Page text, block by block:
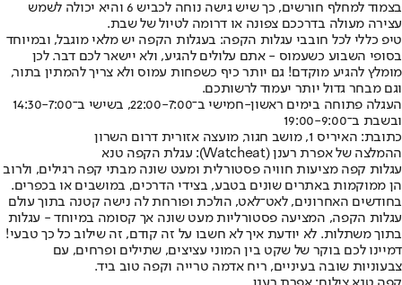
בצמוד למחלף חורשים, כך שיש גישה נוחה לכביש 6 והיא יכולה לשמש
עצירה מעולה בדרככם צפונה או דרומה לטיול של שבת.
טיפ כללי לכל חובבי עגלות הקפה: בעגלות הקפה יש מלאי מוגבל, ובמיוחד
בסופי השבוע כשעמוס - אתם עלולים להגיע, ולא יישאר לכם דבר. לכן
מומלץ להגיע מוקדם! גם יותר כיף כשפחות עמוס ולא צריך להמתין בתור,
וגם מבחר גדול יותר יעמוד לרשותכם.
העגלה פתוחה בימים ראשון-חמישי ב־22:00-7:00, בשישי ב־14:30-7:00
ובשבת ב־19:00-9:00
כתובת: האיריס 1, מושב חגור, מועצה אזורית דרום השרון
ההמלצה של אפרת רענן (Watcheat): עגלת הקפה טנא
עגלות קפה מציעות חוויה פסטורלית ומעט שונה מבתי קפה רגילים, ולרוב
הן ממוקמות באתרים שונים בטבע, בצידי הדרכים, במושבים או בכפרים.
בחודשים האחרונים, לאט־לאט, הולכת ופורחת לה נישה קטנה בתוך עולם
עגלות הקפה, המציעה פסטורליות מעט שונה אך קסומה במיוחד - עגלות
בתוך משתלות. לא יודעת איך לא חשבו על זה קודם, זה שילוב כל כך טבעי!
דמיינו לכם בוקר של שקט בין המוני עציצים, שתילים ופרחים, עם
צבעוניות שובה בעיניים, ריח אדמה טרייה וקפה טוב ביד.